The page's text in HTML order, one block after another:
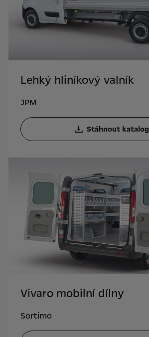
Lehký hliníkový valník
JPM
Stáhnout katalog
Vivaro mobilní dílny
Sortimo